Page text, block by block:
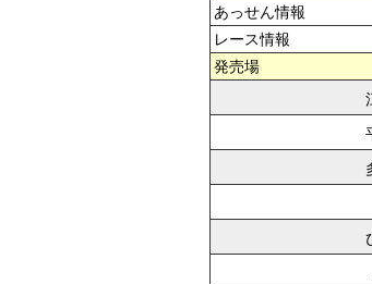
あっせん情報
レース情報
発売場